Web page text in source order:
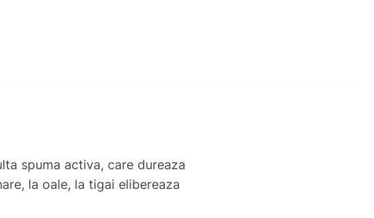
spuma activa, care dureaza
la oale, la tigai elibereaza